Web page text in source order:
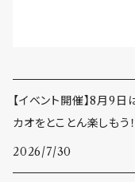
【イベント開催】8月9
カオをとことん楽しもう！
2026/7/30